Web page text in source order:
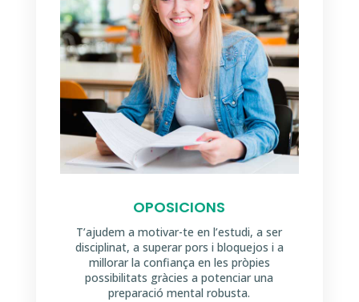
OPOSICIONS
T’ajudem a motivar-te en l’estudi, a ser
disciplinat, a superar pors i bloquejos i a
millorar la confiança en les pròpies
possibilitats gràcies a potenciar una
preparació mental robusta.